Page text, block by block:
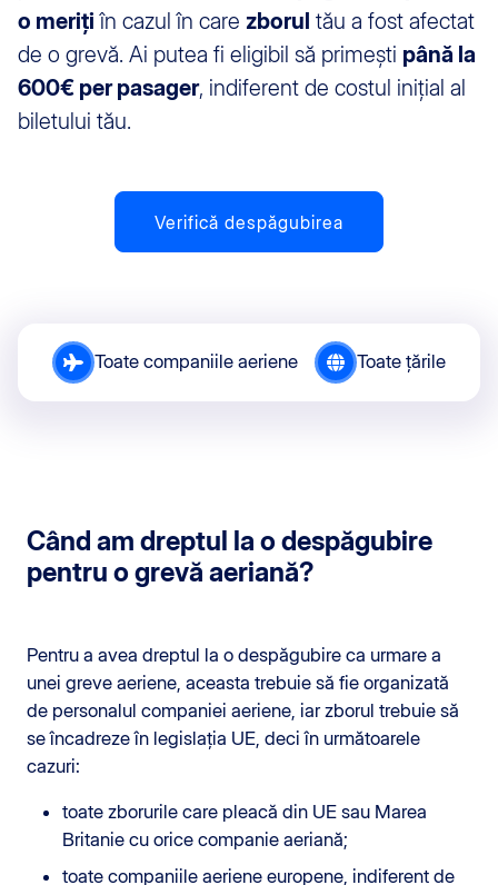
o meriți în cazul în care zborul tău a fost afectat
de o grevă. Ai putea fi eligibil să primești până la
600€ per pasager, indiferent de costul inițial al
biletului tău.
Verifică despăgubirea
Toate companiile aeriene Toate țările
Când am dreptul la o despăgubire
pentru o grevă aeriană?
Pentru a avea dreptul la o despăgubire ca urmare a
unei greve aeriene, aceasta trebuie să fie organizată
de personalul companiei aeriene, iar zborul trebuie să
se încadreze în legislația UE, deci în următoarele
cazuri:
toate zborurile care pleacă din UE sau Marea
Britanie cu orice companie aeriană;
toate companiile aeriene europene, indiferent de